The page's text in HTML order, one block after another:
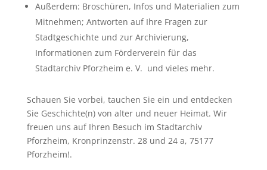
Außerdem: Broschüren, Infos und Materialien zum
Mitnehmen; Antworten auf Ihre Fragen zur
Stadtgeschichte und zur Archivierung,
Informationen zum Förderverein für das
Stadtarchiv Pforzheim e. V. und vieles mehr.
Schauen Sie vorbei, tauchen Sie ein und entdecken
Sie Geschichte(n) von alter und neuer Heimat. Wir
freuen uns auf Ihren Besuch im Stadtarchiv
Pforzheim, Kronprinzenstr. 28 und 24 a, 75177
Pforzheim!.